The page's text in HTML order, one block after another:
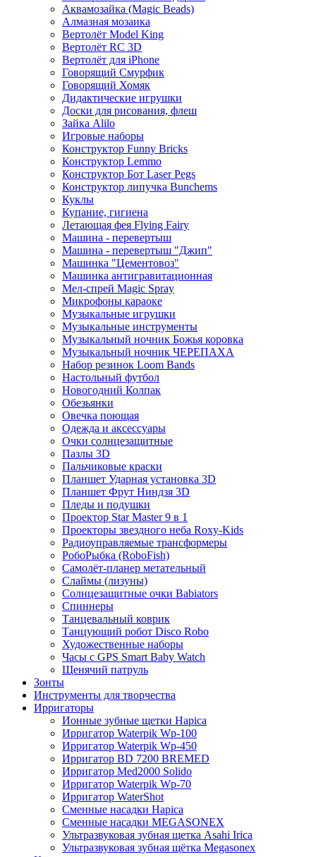
Аквамозайка (Magic Beads)
Алмазная мозаика
Вертолёт Model King
Вертолёт RC 3D
Вертолёт для iPhone
Говорящий Смурфик
Говорящий Хомяк
Дидактические игрушки
Доски для рисования, флеш
Зайка Alilo
Игровые наборы
Конструктор Funny Bricks
Конструктор Lemmo
Конструктор Бот Laser Pegs
Конструктор липучка Bunchems
Куклы
Купание, гигиена
Летающая фея Flying Fairy
Машина - перевертыш
Машина - перевертыш "Джип"
Машинка "Цементовоз"
Машинка антигравитационная
Мел-спрей Magic Spray
Микрофоны караоке
Музыкальные игрушки
Музыкальные инструменты
Музыкальный ночник Божья коровка
Музыкальный ночник ЧЕРЕПАХА
Набор резинок Loom Bands
Настольный футбол
Новогодний Колпак
Обезьянки
Овечка поющая
Одежда и аксессуары
Очки солнцезащитные
Пазлы 3D
Пальчиковые краски
Планшет Ударная установка 3D
Планшет Фрут Ниндзя 3D
Пледы и подушки
Проектор Star Master 9 в 1
Проекторы звездного неба Roxy-Kids
Радиоуправляемые трансформеры
РобоРыбка (RoboFish)
Самолёт-планер метательный
Слаймы (лизуны)
Солнцезащитные очки Babiators
Спиннеры
Танцевальный коврик
Танцующий робот Disco Robo
Художественные наборы
Часы с GPS Smart Baby Watch
Щенячий патруль
Зонты
Инструменты для творчества
Ирригаторы
Ионные зубные щетки Hapica
Ирригатор Waterpik Wp-100
Ирригатор Waterpik Wp-450
Ирригатор BD 7200 BREMED
Ирригатор Med2000 Solido
Ирригатор Waterpik Wp-70
Ирригатор WaterShot
Сменные насадки Hapica
Сменные насадки MEGASONEX
Ультразвуковая зубная щетка Asahi Irica
Ультразвуковая зубная щётка Megasonex